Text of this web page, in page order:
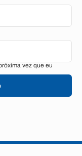
vez que eu